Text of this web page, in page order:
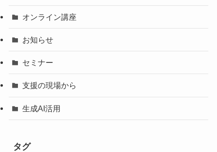
オンライン講座
お知らせ
セミナー
支援の現場から
生成AI活用
タグ